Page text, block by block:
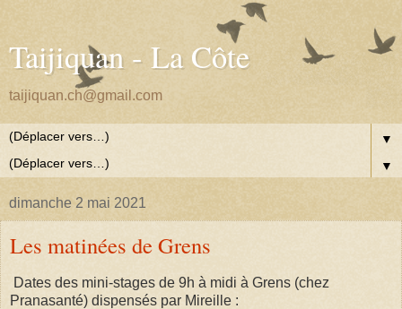
Taijiquan - La Côte
taijiquan.ch@gmail.com
▼
▼
dimanche 2 mai 2021
Les matinées de Grens
Dates des mini-stages de 9h à midi à Grens (chez
Pranasanté) dispensés par Mireille :